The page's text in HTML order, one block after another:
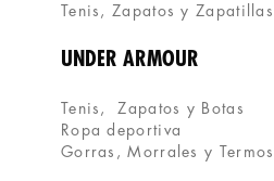
Tenis, Zapatos y Zapatillas
UNDER ARMOUR
Tenis,  Zapatos y Botas
Ropa deportiva
Gorras, Morrales y Termos